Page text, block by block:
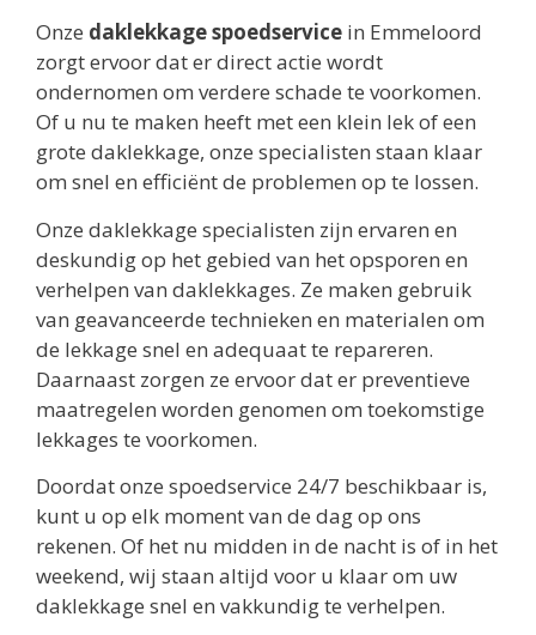
Onze daklekkage spoedservice in Emmeloord
zorgt ervoor dat er direct actie wordt
ondernomen om verdere schade te voorkomen.
Of u nu te maken heeft met een klein lek of een
grote daklekkage, onze specialisten staan klaar
om snel en efficiënt de problemen op te lossen.
Onze daklekkage specialisten zijn ervaren en
deskundig op het gebied van het opsporen en
verhelpen van daklekkages. Ze maken gebruik
van geavanceerde technieken en materialen om
de lekkage snel en adequaat te repareren.
Daarnaast zorgen ze ervoor dat er preventieve
maatregelen worden genomen om toekomstige
lekkages te voorkomen.
Doordat onze spoedservice 24/7 beschikbaar is,
kunt u op elk moment van de dag op ons
rekenen. Of het nu midden in de nacht is of in het
weekend, wij staan altijd voor u klaar om uw
daklekkage snel en vakkundig te verhelpen.